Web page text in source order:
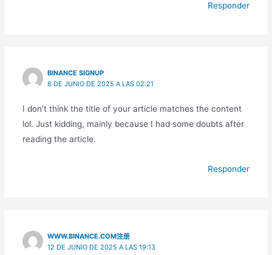
Responder
BINANCE SIGNUP
8 DE JUNIO DE 2025 A LAS 02:21
I don’t think the title of your article matches the content
lol. Just kidding, mainly because I had some doubts after
reading the article.
Responder
WWW.BINANCE.COM注册
12 DE JUNIO DE 2025 A LAS 19:13